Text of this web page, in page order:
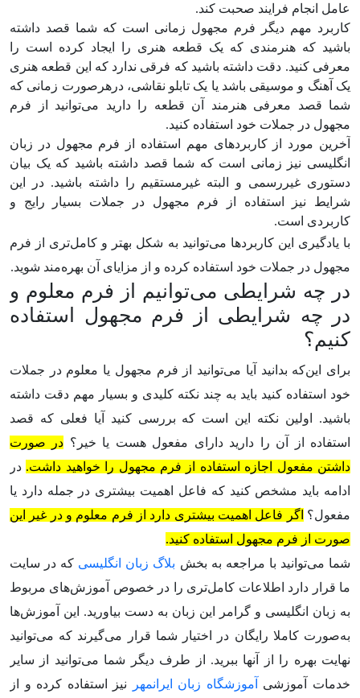
عامل انجام فرایند صحبت کند.
کاربرد مهم دیگر فرم مجهول زمانی است که شما قصد داشته
باشید که هنرمندی که یک قطعه هنری را ایجاد کرده است را
معرفی کنید. دقت داشته باشید که فرقی ندارد که این قطعه هنری
یک آهنگ و موسیقی باشد یا یک تابلو نقاشی، درهرصورت زمانی که
شما قصد معرفی هنرمند آن قطعه را دارید می‌توانید از فرم
مجهول در جملات خود استفاده کنید.
آخرین مورد از کاربردهای مهم استفاده از فرم مجهول در زبان
انگلیسی نیز زمانی است که شما قصد داشته باشید که یک بیان
دستوری غیررسمی و البته غیرمستقیم را داشته باشید. در این
شرایط نیز استفاده از فرم مجهول در جملات بسیار رایج و
کاربردی است.
با یادگیری این کاربردها می‌توانید به شکل بهتر و کامل‌تری از فرم
مجهول در جملات خود استفاده کرده و از مزایای آن بهره‌مند شوید.
در چه شرایطی می‌توانیم از فرم معلوم و
در چه شرایطی از فرم مجهول استفاده
کنیم؟
برای این‌که بدانید آیا می‌توانید از فرم مجهول یا معلوم در جملات
خود استفاده کنید باید به چند نکته کلیدی و بسیار مهم دقت داشته
باشید. اولین نکته این است که بررسی کنید آیا فعلی که قصد
استفاده از آن را دارید دارای مفعول هست یا خیر؟ در صورت
داشتن مفعول اجازه استفاده از فرم مجهول را خواهید داشت. در
ادامه باید مشخص کنید که فاعل اهمیت بیشتری در جمله دارد یا
مفعول؟ اگر فاعل اهمیت بیشتری دارد از فرم معلوم و در غیر این
صورت از فرم مجهول استفاده کنید.
شما می‌توانید با مراجعه به بخش بلاگ زبان انگلیسی که در سایت
ما قرار دارد اطلاعات کامل‌تری را در خصوص آموزش‌های مربوط
به زبان انگلیسی و گرامر این زبان به دست بیاورید. این آموزش‌ها
به‌صورت کاملا رایگان در اختیار شما قرار می‌گیرند که می‌توانید
نهایت بهره را از آنها ببرید. از طرف دیگر شما می‌توانید از سایر
خدمات آموزشی
آموزشگاه زبان ایرانمهر
نیز استفاده کرده و از